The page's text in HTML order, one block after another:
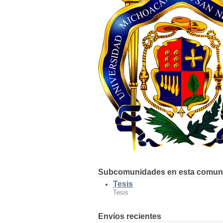
Subcomunidades en esta
Tesis
Tesis
Envíos recientes